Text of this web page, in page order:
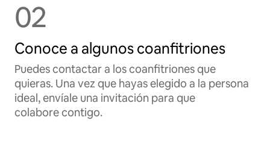
02
Conoce a algunos coanfitriones
Puedes contactar a los coanfitriones que
quieras. Una vez que hayas elegido a la persona
ideal, envíale una invitación para que
colabore contigo.